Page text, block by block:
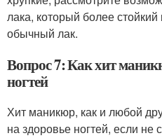
лака, который более
обычный лак.
Вопрос 7: Как хит
ногтей
Хит маникюр, как и любой
на здоровье ногтей, если не